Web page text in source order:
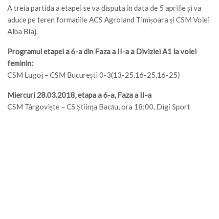
A treia partida a etapei se va disputa în data de 5 aprilie și va
aduce pe teren formațiile ACS Agroland Timișoara și CSM Volei
Alba Blaj.
Programul etapei a 6-a din Faza a II-a a Diviziei A1 la volei
feminin:
CSM Lugoj – CSM București 0-3(13-25,16-25,16-25)
Miercuri 28.03.2018, etapa a 6-a, Faza a II-a
CSM Târgoviște – CS Știința Bacău, ora 18:00, Digi Sport